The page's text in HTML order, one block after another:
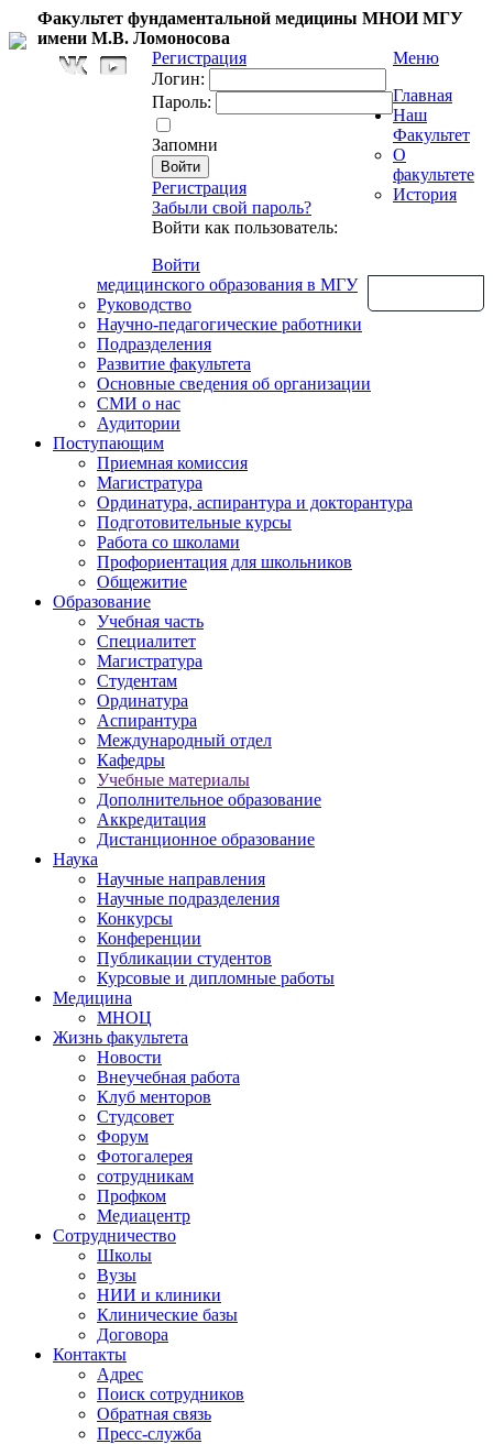
Факультет фундаментальной медицины МНОИ МГУ
имени М.В. Ломоносова
Регистрация
Логин:
Пароль:
Запомни
Регистрация
Забыли свой пароль?
Войти как пользователь:
Войти
Меню
Главная
Наш
Факультет
О
факультете
История
медицинского образования в МГУ
Руководство
Научно-педагогические работники
Подразделения
Развитие факультета
Основные сведения об организации
СМИ о нас
Аудитории
Поступающим
Приемная комиссия
Магистратура
Ординатура, аспирантура и докторантура
Подготовительные курсы
Работа со школами
Профориентация для школьников
Общежитие
Образование
Учебная часть
Специалитет
Магистратура
Студентам
Ординатура
Аспирантура
Международный отдел
Кафедры
Учебные материалы
Дополнительное образование
Аккредитация
Дистанционное образование
Наука
Научные направления
Научные подразделения
Конкурсы
Конференции
Публикации студентов
Курсовые и дипломные работы
Медицина
МНОЦ
Жизнь факультета
Новости
Внеучебная работа
Клуб менторов
Студсовет
Форум
Фотогалерея
сотрудникам
Профком
Медиацентр
Сотрудничество
Школы
Вузы
НИИ и клиники
Клинические базы
Договора
Контакты
Адрес
Поиск сотрудников
Обратная связь
Пресс-служба